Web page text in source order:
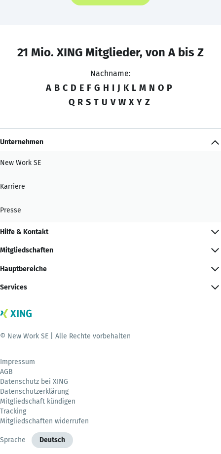
21 Mio. XING Mitglieder, von A bis Z
Nachname:
A B C D E F G H I J K L M N O P
Q R S T U V W X Y Z
Unternehmen
New Work SE
Karriere
Presse
Hilfe & Kontakt
Mitgliedschaften
Hauptbereiche
Services
© New Work SE | Alle Rechte vorbehalten
Impressum
AGB
Datenschutz bei XING
Datenschutzerklärung
Mitgliedschaft kündigen
Tracking
Mitgliedschaften widerrufen
Sprache Deutsch